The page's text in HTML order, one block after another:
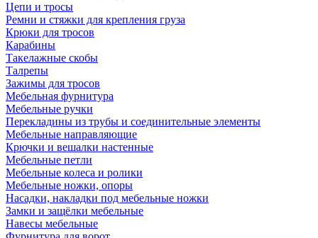
Цепи и тросы
Ремни и стяжки для крепления груза
Крюки для тросов
Карабины
Такелажные скобы
Талрепы
Зажимы для тросов
Мебельная фурнитура
Мебельные ручки
Перекладины из трубы и соединительные элементы
Мебельные направляющие
Крючки и вешалки настенные
Мебельные петли
Мебельные колеса и ролики
Мебельные ножки, опоры
Насадки, накладки под мебельные ножки
Замки и защёлки мебельные
Навесы мебельные